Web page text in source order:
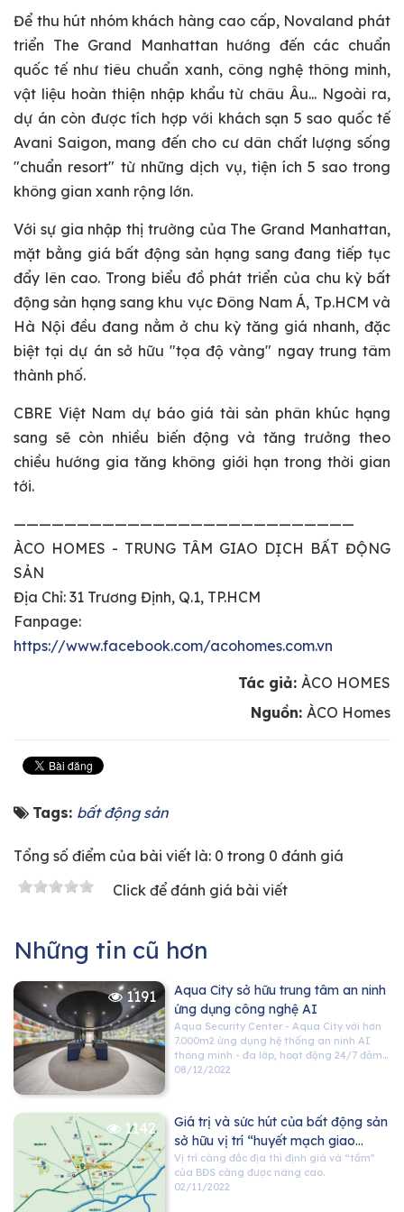
Để thu hút nhóm khách hàng cao cấp, Novaland phát
triển The Grand Manhattan hướng đến các chuẩn
quốc tế như tiêu chuẩn xanh, công nghệ thông minh,
vật liệu hoàn thiện nhập khẩu từ châu Âu... Ngoài ra,
dự án còn được tích hợp với khách sạn 5 sao quốc tế
Avani Saigon, mang đến cho cư dân chất lượng sống
"chuẩn resort" từ những dịch vụ, tiện ích 5 sao trong
không gian xanh rộng lớn.
Với sự gia nhập thị trường của The Grand Manhattan,
mặt bằng giá bất động sản hạng sang đang tiếp tục
đẩy lên cao. Trong biểu đồ phát triển của chu kỳ bất
động sản hạng sang khu vực Đông Nam Á, Tp.HCM và
Hà Nội đều đang nằm ở chu kỳ tăng giá nhanh, đặc
biệt tại dự án sở hữu "tọa độ vàng" ngay trung tâm
thành phố.
CBRE Việt Nam dự báo giá tài sản phân khúc hạng
sang sẽ còn nhiều biến động và tăng trưởng theo
chiều hướng gia tăng không giới hạn trong thời gian
tới.
———————————————————————————
ÀCO HOMES - TRUNG TÂM GIAO DỊCH BẤT ĐỘNG
SẢN
Địa Chỉ: 31 Trương Định, Q.1, TP.HCM
Fanpage:
https://www.facebook.com/acohomes.com.vn
Tác giả: ÀCO HOMES
Nguồn: ÀCO Homes
Tags: bất động sản
Tổng số điểm của bài viết là: 0 trong 0 đánh giá
Click để đánh giá bài viết
Những tin cũ hơn
1191
Aqua City sở hữu trung tâm an ninh
ứng dụng công nghệ AI
Aqua Security Center - Aqua City với hơn
7.000m2 ứng dụng hệ thống an ninh AI
thông minh - đa lớp, hoạt động 24/7 đảm
bảo an ninh tuyệt đối cho cộng đồng cư
08/12/2022
1142
Giá trị và sức hút của bất động sản
sở hữu vị trí “huyết mạch giao
thương”
Vị trí càng đắc địa thì định giá và “tầm”
của BĐS càng được nâng cao.
02/11/2022